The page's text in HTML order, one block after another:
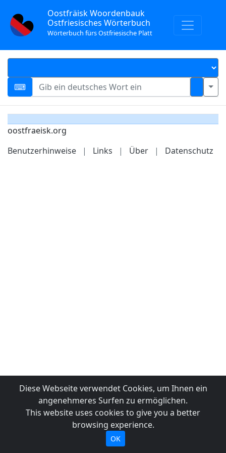
Oostfräisk Woordenbauk
Ostfriesisches Wörterbuch
Wörterbuch fürs Ostfriesische Platt
oostfraeisk.org
Benutzerhinweise
| Links | Über | Datenschutz
Diese Webseite verwendet Cookies, um Ihnen ein
angenehmeres Surfen zu ermöglichen.
This website uses cookies to give you a better
browsing experience.
OK